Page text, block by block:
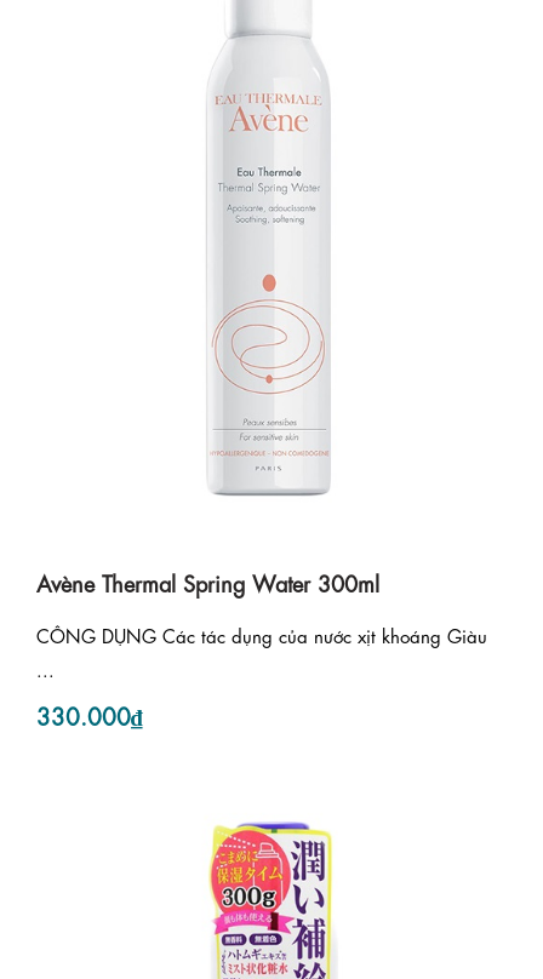
Avène Thermal Spring Water 300ml
CÔNG DỤNG Các tác dụng của nước xịt khoáng Giàu
330.000₫